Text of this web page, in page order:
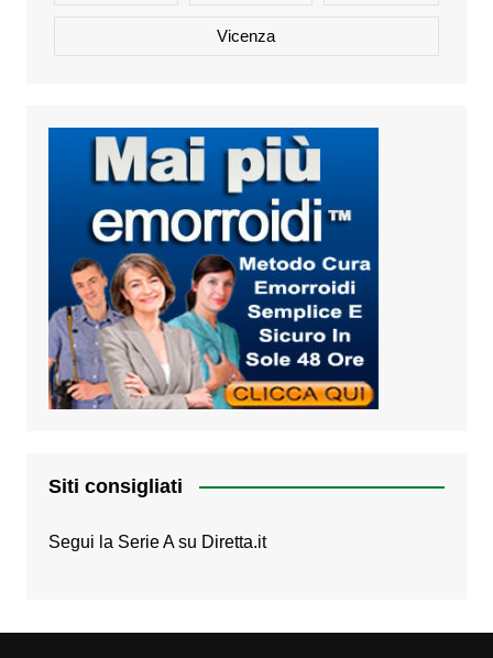
Vicenza
Siti consigliati
Segui la Serie A su Diretta.it